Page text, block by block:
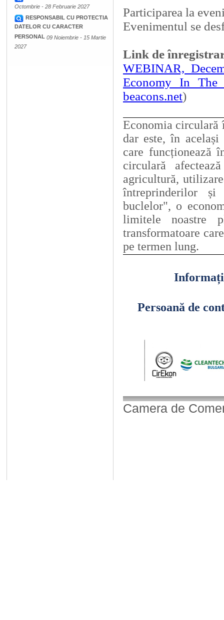
Octombrie - 28 Februarie 2027
RESPONSABIL CU PROTECTIA
DATELOR CU CARACTER
PERSONAL 09 Noiembrie - 15 Martie
2027
Participarea la
Evenimentul se
Link de
WEBINAR,
Economy In The
beacons.net)
Economia circulară
dar este, în
care funcționează
circulară
agricultură,
întreprinderilor și
buclelor", o
limitele noastre
transformatoare
pe termen lung.
Persoană de
Camera de